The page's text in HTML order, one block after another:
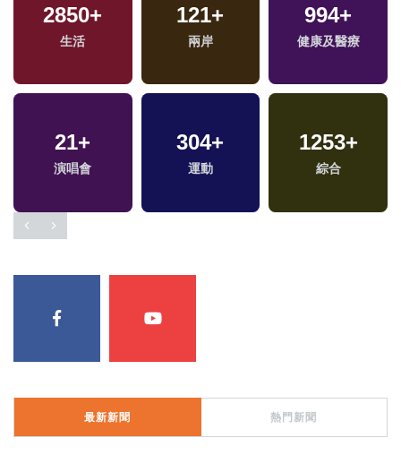
2850+
生活
121+
兩岸
994+
健康及醫療
21+
演唱會
304+
運動
1253+
綜合
715+
旅遊
37+
司法放大鏡
1993
政治
462+
藝文
66+
兩岸道教文化交流專
最新新聞 熱門新聞